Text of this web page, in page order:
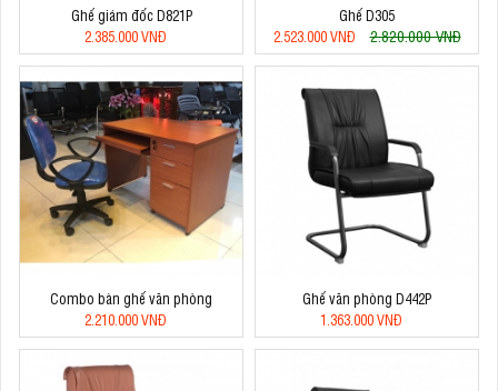
Ghế giám đốc D821P
2.385.000 VNĐ
Ghế D305
2.523.000 VNĐ
2.820.000 VNĐ
Combo bàn ghế văn phòng
2.210.000 VNĐ
Ghế văn phòng D442P
1.363.000 VNĐ